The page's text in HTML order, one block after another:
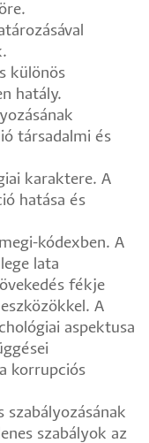
különös
hatály.
társadalmi és
karaktere. A
hatása és
kódexben. A
lata
fékje
A
aspektusa
korrupciós
szabályozásának
szabályok az